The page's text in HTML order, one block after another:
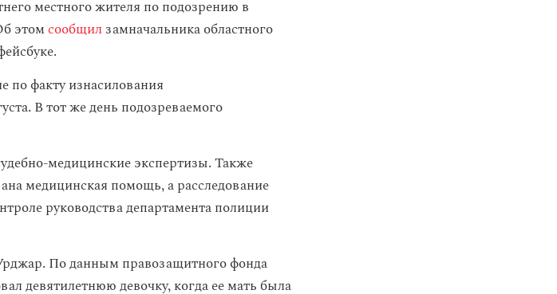
местного жителя по подозрению в
этомсообщил замначальника областного
по факту изнасилования
В тот же день подозреваемого
медицинские экспертизы. Также
медицинская помощь, а расследование
руководства департамента полиции
По данным правозащитного фонда
девятилетнюю девочку, когда ее мать была